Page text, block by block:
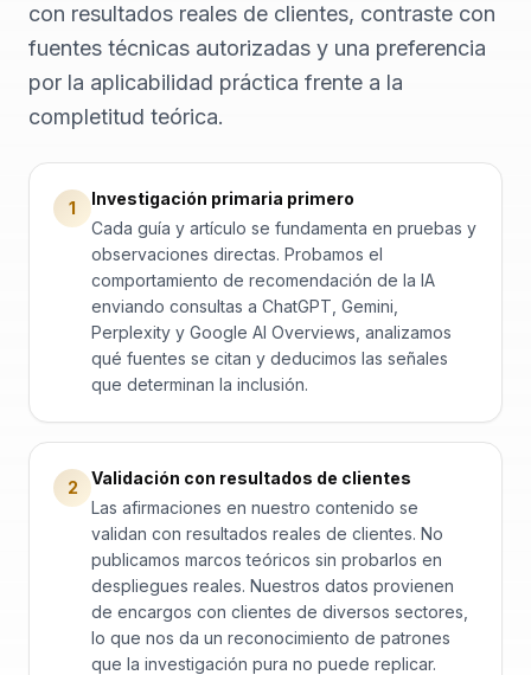
con resultados reales de clientes, contraste con
fuentes técnicas autorizadas y una preferencia
por la aplicabilidad práctica frente a la
completitud teórica.
1
Investigación primaria primero
Cada guía y artículo se fundamenta en pruebas y
observaciones directas. Probamos el
comportamiento de recomendación de la IA
enviando consultas a ChatGPT, Gemini,
Perplexity y Google AI Overviews, analizamos
qué fuentes se citan y deducimos las señales
que determinan la inclusión.
2
Validación con resultados de clientes
Las afirmaciones en nuestro contenido se
validan con resultados reales de clientes. No
publicamos marcos teóricos sin probarlos en
despliegues reales. Nuestros datos provienen
de encargos con clientes de diversos sectores,
lo que nos da un reconocimiento de patrones
que la investigación pura no puede replicar.